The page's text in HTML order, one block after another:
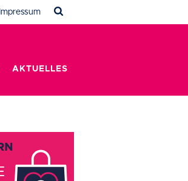
Impressum
AKTUELLES